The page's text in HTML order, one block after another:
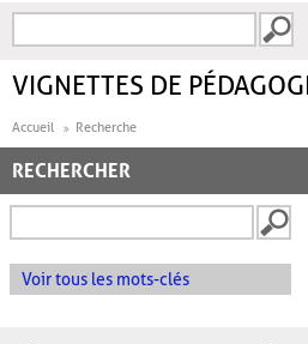
FORMULAIRE DE
VIGNETTES DE
Accueil Recherche
RECHERCHER
Voir tous les mots-clés